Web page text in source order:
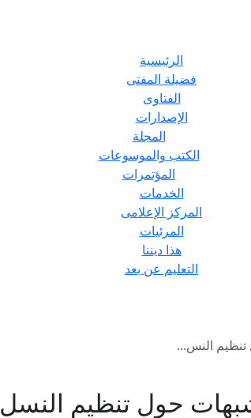
الرئيسية
فضيلة المفتى
الفتاوى
الإصدارات
المجلة
الكتب والموسوعات
المؤتمرات
الخدمات
المركز الإعلامى
المرئيات
هذا ديننا
التعليم عن بعد
تنظيم النس...
حول تنظيم النسل